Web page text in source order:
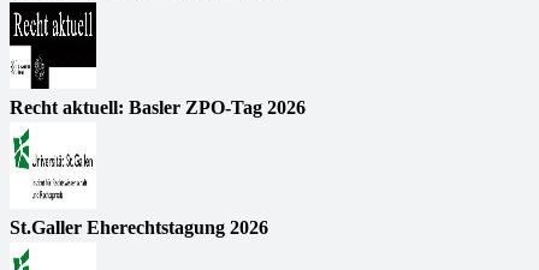
Recht aktuell: Basler ZPO-Tag 2026
St.Galler Eherechtstagung 2026